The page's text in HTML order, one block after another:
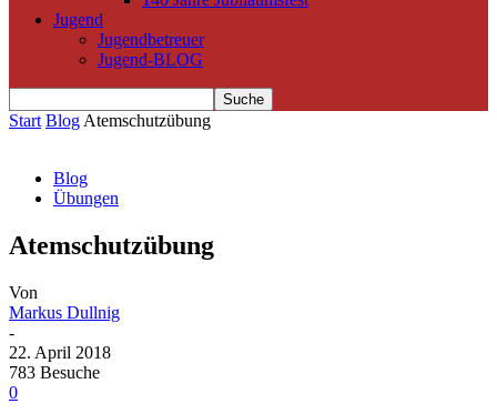
Jugend
Jugendbetreuer
Jugend-BLOG
Start Blog Atemschutzübung
Blog
Übungen
Atemschutzübung
Von
Markus Dullnig
-
22. April 2018
783 Besuche
0